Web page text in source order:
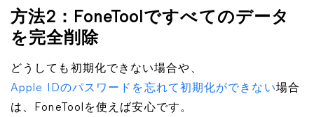
方法2：FoneToolですべてのデータ
を完全削除
どうしても初期化できない場合や、
Apple IDのパスワードを忘れて初期化ができない場合
は、FoneToolを使えば安心です。